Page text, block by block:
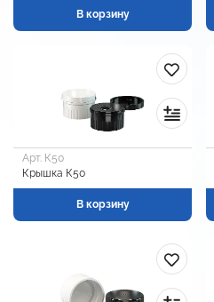
В корзину
Арт. К50
Крышка К50
В корзину